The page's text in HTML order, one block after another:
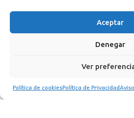
Aceptar
Denegar
Ver
Política de cookiesPolítica de Privacidad
MI CUENTA
Instagram